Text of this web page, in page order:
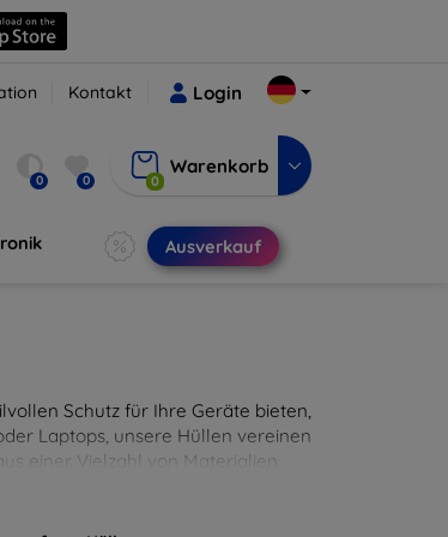
Kontakt Login
0 0 0
Warenkorb
Ausverkauf
Schutz für Ihre Geräte bieten,
Laptops, unsere Hüllen vereinen
einer Vielzahl von Materialien